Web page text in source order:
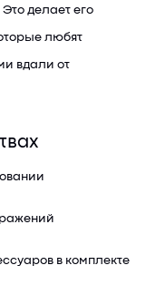
делает его
любят
вдали от
в комплекте